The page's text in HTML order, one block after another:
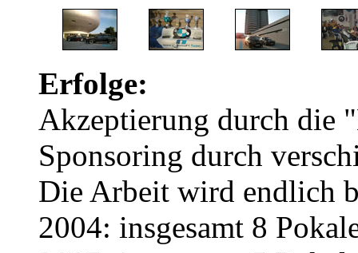
Erfolge:
Akzeptierung durch die
Sponsoring durch
Die Arbeit wird endlich
2004: insgesamt 8